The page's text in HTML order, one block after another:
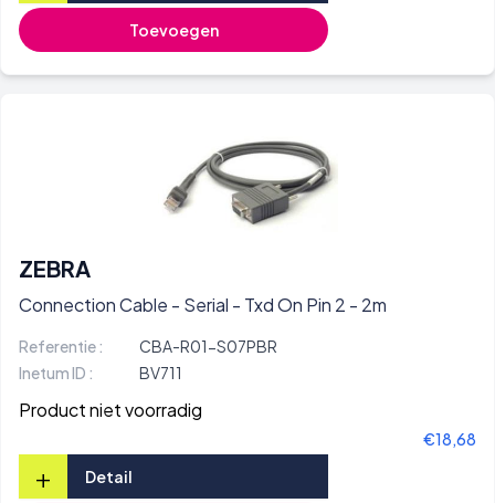
Toevoegen
ZEBRA
Connection Cable - Serial - Txd On Pin 2 - 2m
Referentie :
CBA-R01-S07PBR
Inetum ID :
BV711
Product niet voorradig
€18,68
+ Detail